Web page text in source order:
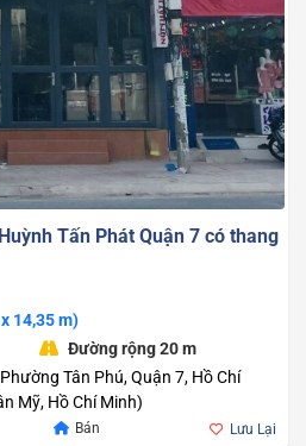
Tấn Phát Quận 7 có thang
14,35 m)
Đường rộng 20 m
Tân Phú, Quận 7, Hồ Chí
Mỹ, Hồ Chí Minh)
Bán Lưu Lại